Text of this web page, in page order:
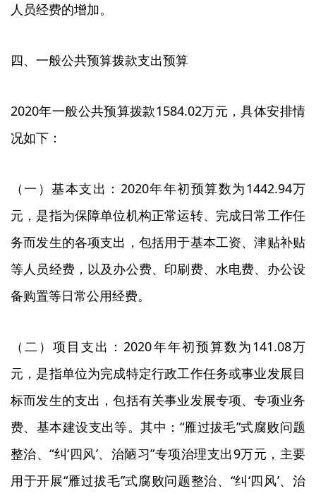
人员经费的增加。
四、一般公共预算拨款支出预算
2020年一般公共预算拨款1584.02万元，具体安排情
况如下：
（一）基本支出：2020年年初预算数为1442.94万
元，是指为保障单位机构正常运转、完成日常工作任
务而发生的各项支出，包括用于基本工资、津贴补贴
等人员经费，以及办公费、印刷费、水电费、办公设
备购置等日常公用经费。
（二）项目支出：2020年年初预算数为141.08万
元，是指单位为完成特定行政工作任务或事业发展目
标而发生的支出，包括有关事业发展专项、专项业务
费、基本建设支出等。其中：“雁过拔毛”式腐败问题
整治、“纠‘四风’、治陋习”专项治理支出9万元，主要
用于开展“雁过拔毛”式腐败问题整治、“纠‘四风’、治